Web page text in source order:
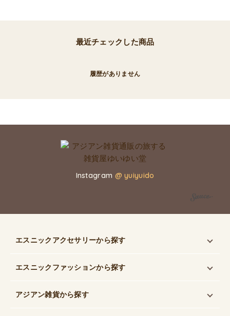
最近チェックした商品
履歴がありません
Instagram @ yuiyuido
エスニックアクセサリーから探す
エスニックファッションから探す
アジアン雑貨から探す